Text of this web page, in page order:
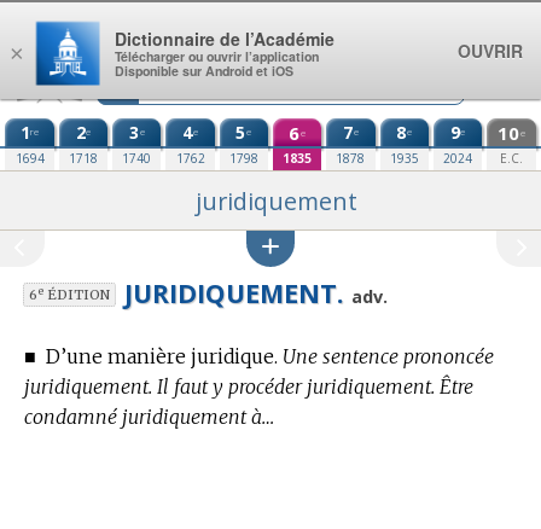
Aller au contenu
1re
1694
2e
1718
3e
1740
4e
1762
5e
1798
6e
1835
7e
1878
8e
1935
9e
2024
10e
E.C.
juridiquement
6eÉDITION JURIDIQUEMENT. adv.
■ D’une manière juridique. Une sentence prononcée
juridiquement. Il faut y procéder juridiquement. Être
condamné juridiquement à…
×
Dictionnaire de l’Académie
Télécharger ou ouvrir l’application
Disponible sur Android et iOS
OUVRIR